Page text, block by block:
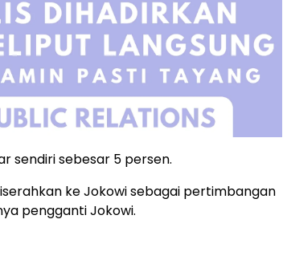
sendiri sebesar 5 persen.
ke Jokowi sebagai pertimbangan
pengganti Jokowi.